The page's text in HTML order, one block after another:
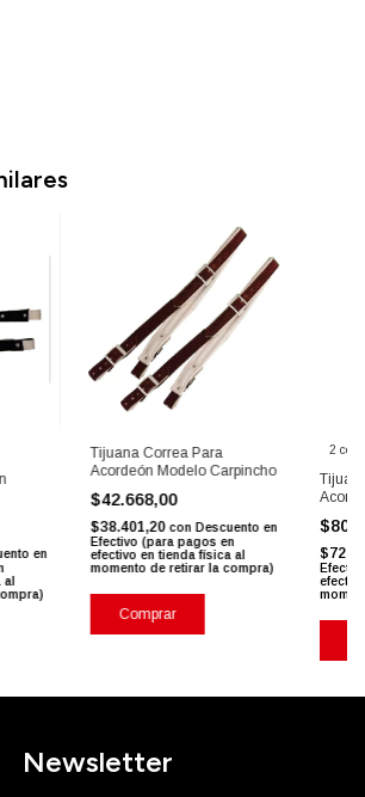
en
Tijuana Correa Para
Acordeón Modelo Carpincho
$42.668,00
$38.401,20 con Descuento en
Efectivo (para pagos en
efectivo en tienda física al
momento de retirar la compra)
2
Ac Dlx
Newsletter